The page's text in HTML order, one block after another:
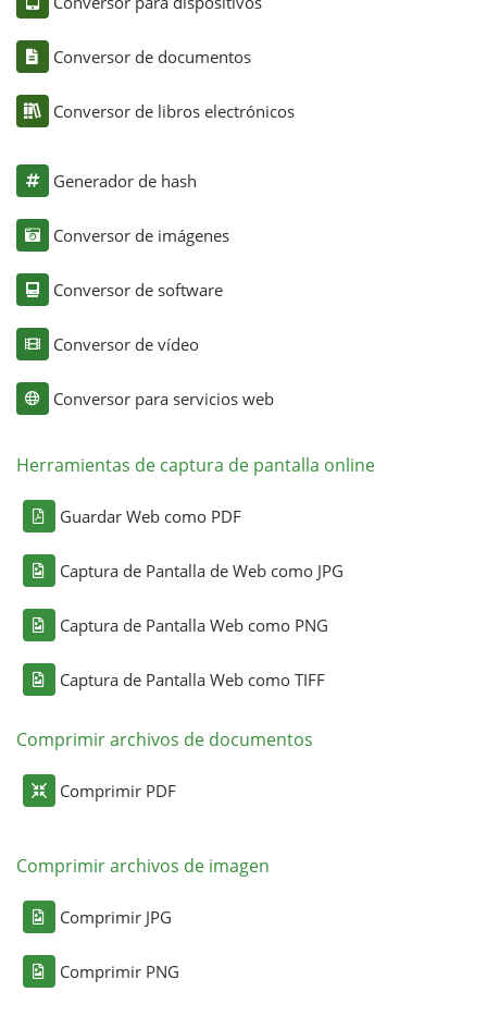
Conversor de documentos
Conversor de libros electrónicos
Generador de hash
Conversor de imágenes
Conversor de software
Conversor de vídeo
Conversor para servicios web
Herramientas de captura de pantalla online
Guardar Web como PDF
Captura de Pantalla de Web como JPG
Captura de Pantalla Web como PNG
Captura de Pantalla Web como TIFF
Comprimir archivos de documentos
Comprimir PDF
Comprimir archivos de imagen
Comprimir JPG
Comprimir PNG